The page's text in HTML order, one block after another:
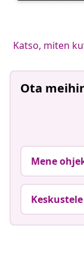
Katso, miten
Ota
Mene